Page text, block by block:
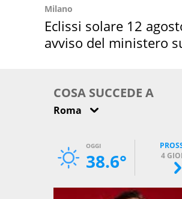
Milano
Eclissi solare 12
avviso del ministero